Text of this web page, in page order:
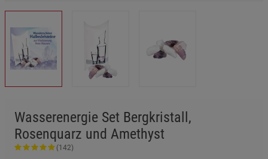
Wasserenergie Set Bergkristall,
Rosenquarz und Amethyst
(142)